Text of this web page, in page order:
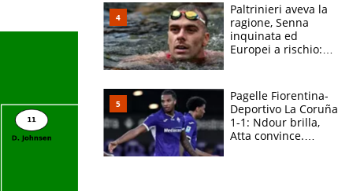
Paltrinieri aveva la
ragione, Senna
inquinata ed
Europei a rischio:
adesso
Pagelle Fiorentina-
Deportivo La Coruña
1-1: Ndour brilla,
Atta convince.